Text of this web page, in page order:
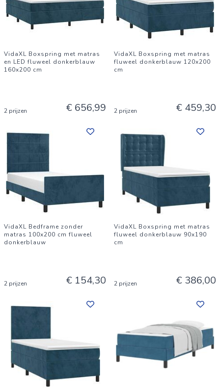
VidaXL Boxspring met matras
en LED fluweel donkerblauw
160x200 cm
2 prijzen € 656,99
VidaXL Boxspring met matras
fluweel donkerblauw 120x200
cm
2 prijzen € 459,30
VidaXL Bedframe zonder
matras 100x200 cm fluweel
donkerblauw
2 prijzen € 154,30
VidaXL Boxspring met matras
fluweel donkerblauw 90x190
cm
2 prijzen € 386,00